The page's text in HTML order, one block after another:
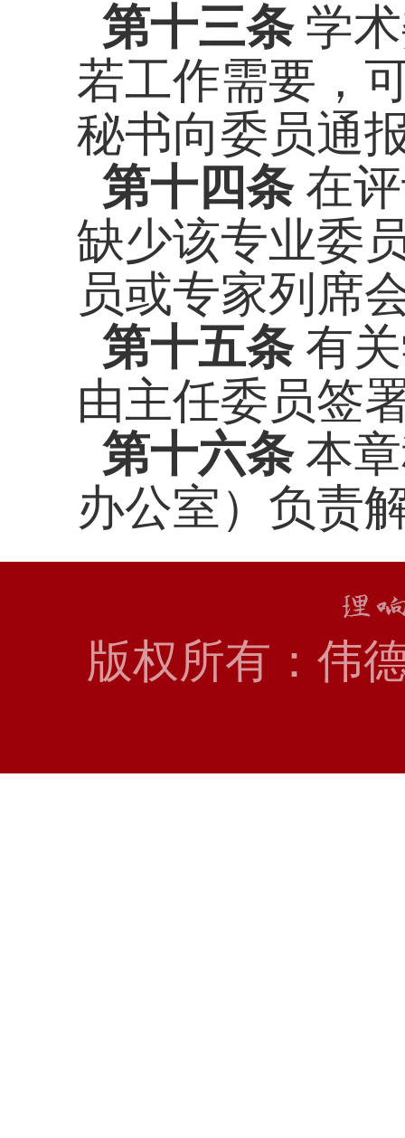
第十三条 学
若工作需要，
秘书向委员通
第十四条 在
缺少该专业委
员或专家列席
第十五条 有
由主任委员签
第十六条 本
办公室）负责
版权所有：伟